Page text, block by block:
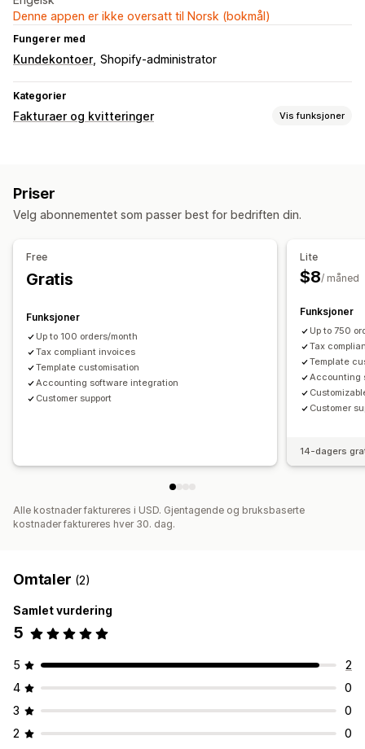
Denne appen er ikke oversatt til Norsk (bokmål)
Fungerer med
Kundekontoer Shopify-administrator
Kategorier
Fakturaer og kvitteringer Vis funksjoner
Filadministrasjon
E-postautomasjon
Trykk og eksporter
Priser
Velg abonnementet som passer best for bedriften din.
Free
Gratis
Funksjoner
Up to 100 orders/month
Tax compliant invoices
Template customisation
Accounting software integration
Customer support
Lite
$8/ måned
Funksjoner
Up to 750
Tax
Template
Accounting
Customer
14-dagers
Alle kostnader faktureres i USD. Gjentagende og bruksbaserte
kostnader faktureres hver 30. dag.
Omtaler (2)
Samlet vurdering
5
5
2
4
0
3
0
2
0